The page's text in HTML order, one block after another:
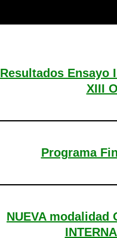
Resultados Ensayo
XIII
Programa
NUEVA modalidad